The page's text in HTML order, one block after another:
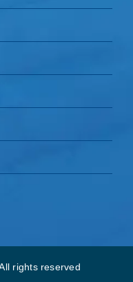
rights reserved